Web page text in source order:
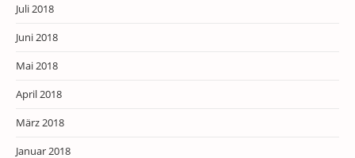
Juli 2018
Juni 2018
Mai 2018
April 2018
März 2018
Januar 2018